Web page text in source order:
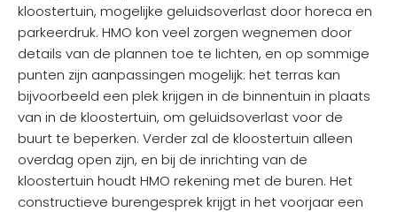
kloostertuin, mogelijke geluidsoverlast door horeca en
parkeerdruk. HMO kon veel zorgen wegnemen door
details van de plannen toe te lichten, en op sommige
punten zijn aanpassingen mogelijk: het terras kan
bijvoorbeeld een plek krijgen in de binnentuin in plaats
van in de kloostertuin, om geluidsoverlast voor de
buurt te beperken. Verder zal de kloostertuin alleen
overdag open zijn, en bij de inrichting van de
kloostertuin houdt HMO rekening met de buren. Het
constructieve burengesprek krijgt in het voorjaar een